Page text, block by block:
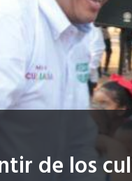
de los